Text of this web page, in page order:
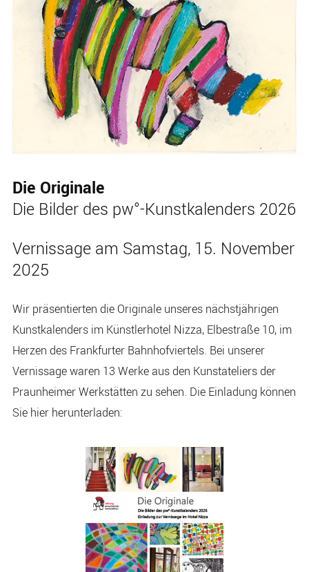
Die Originale
Die Bilder des pw°-Kunstkalenders 2026
Vernissage am Samstag, 15. November
2025
Wir präsentierten die Originale unseres nächstjährigen
Kunstkalenders im Künstlerhotel Nizza, Elbestraße 10, im
Herzen des Frankfurter Bahnhofviertels. Bei unserer
Vernissage waren 13 Werke aus den Kunstateliers der
Praunheimer Werkstätten zu sehen. Die Einladung können
Sie hier herunterladen: